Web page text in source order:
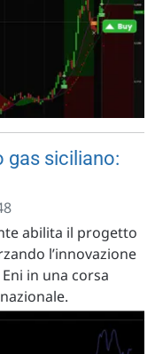
gas siciliano:
abilita il progetto
l’innovazione
in una corsa